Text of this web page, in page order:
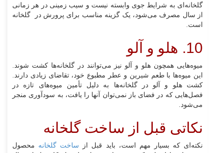
گلخانه‌ای به شرایط جوی وابسته نیست و سیب زمینی در هر زمانی
از سال مصرف می‌شود، یک گزینه مناسب برای پرورش در گلخانه
است.
10. هلو و آلو
میوه‌هایی همچون هلو و آلو نیز می‌توانند در گلخانه‌ها کشت شوند.
این میوه‌ها با طعم شیرین و عطر مطبوع خود، تقاضای زیادی دارند.
کشت هلو و آلو در گلخانه‌ها به دلیل تأمین میوه‌های تازه در
فصل‌هایی که در فضای باز نمی‌توان آنها را یافت، به سودآوری منجر
می‌شود.
نکاتی قبل از ساخت گلخانه
نکته‌ای که بسیار مهم است، باید قبل از ساخت گلخانه محصول